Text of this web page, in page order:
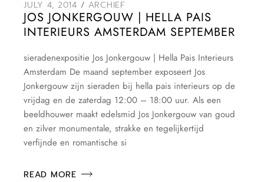
JULY 4, 2014 ARCHIEF
JOS JONKERGOUW | HELLA PAIS
INTERIEURS AMSTERDAM SEPTEMBER
sieradenexpositie Jos Jonkergouw | Hella Pais Interieurs
Amsterdam De maand september exposeert Jos
Jonkergouw zijn sieraden bij hella pais interieurs op de
vrijdag en de zaterdag 12:00 – 18:00 uur. Als een
beeldhouwer maakt edelsmid Jos Jonkergouw van goud
en zilver monumentale, strakke en tegelijkertijd
verfijnde en romantische si
READ MORE